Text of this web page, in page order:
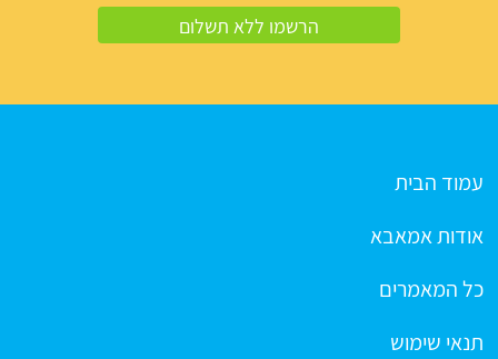
עמוד הבית
אודות אמאבא
כל המאמרים
תנאי שימוש